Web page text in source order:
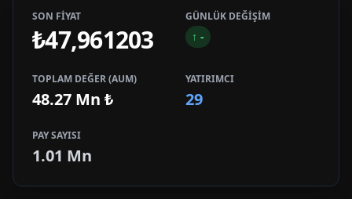
SON FİYAT
₺47,961203
GÜNLÜK DEĞİŞİM
↑ -
TOPLAM DEĞER (AUM)
48.27 Mn ₺
YATIRIMCI
29
PAY SAYISI
1.01 Mn